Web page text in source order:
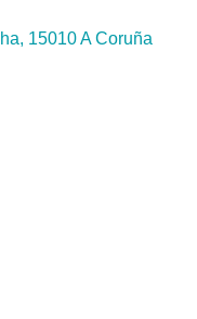
15010 A Coruña